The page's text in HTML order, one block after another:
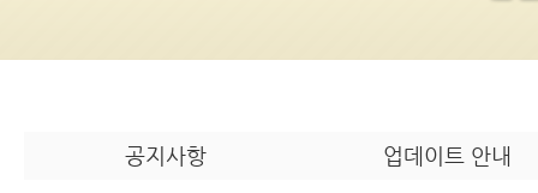
공지사항 업데이트 안내